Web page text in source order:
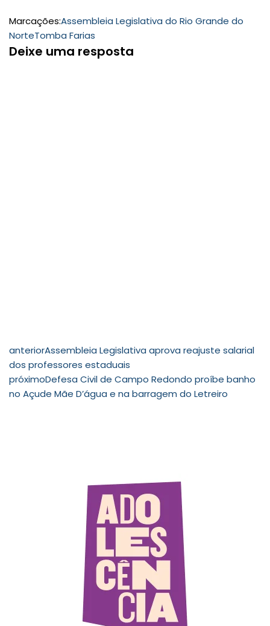
Marcações:Assembleia Legislativa do Rio Grande do
NorteTomba Farias
Deixe uma resposta
anteriorAssembleia Legislativa aprova reajuste salarial
dos professores estaduais
próximoDefesa Civil de Campo Redondo proíbe banho
no Açude Mãe D’água e na barragem do Letreiro